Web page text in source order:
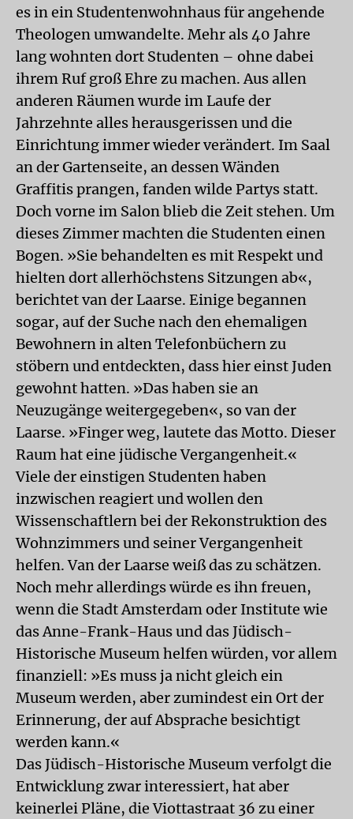
es in ein Studentenwohnhaus für angehende
Theologen umwandelte. Mehr als 40 Jahre
lang wohnten dort Studenten – ohne dabei
ihrem Ruf groß Ehre zu machen. Aus allen
anderen Räumen wurde im Laufe der
Jahrzehnte alles herausgerissen und die
Einrichtung immer wieder verändert. Im Saal
an der Gartenseite, an dessen Wänden
Graffitis prangen, fanden wilde Partys statt.
Doch vorne im Salon blieb die Zeit stehen. Um
dieses Zimmer machten die Studenten einen
Bogen. »Sie behandelten es mit Respekt und
hielten dort allerhöchstens Sitzungen ab«,
berichtet van der Laarse. Einige begannen
sogar, auf der Suche nach den ehemaligen
Bewohnern in alten Telefonbüchern zu
stöbern und entdeckten, dass hier einst Juden
gewohnt hatten. »Das haben sie an
Neuzugänge weitergegeben«, so van der
Laarse. »Finger weg, lautete das Motto. Dieser
Raum hat eine jüdische Vergangenheit.«
Viele der einstigen Studenten haben
inzwischen reagiert und wollen den
Wissenschaftlern bei der Rekonstruktion des
Wohnzimmers und seiner Vergangenheit
helfen. Van der Laarse weiß das zu schätzen.
Noch mehr allerdings würde es ihn freuen,
wenn die Stadt Amsterdam oder Institute wie
das Anne-Frank-Haus und das Jüdisch-
Historische Museum helfen würden, vor allem
finanziell: »Es muss ja nicht gleich ein
Museum werden, aber zumindest ein Ort der
Erinnerung, der auf Absprache besichtigt
werden kann.«
Das Jüdisch-Historische Museum verfolgt die
Entwicklung zwar interessiert, hat aber
keinerlei Pläne, die Viottastraat 36 zu einer